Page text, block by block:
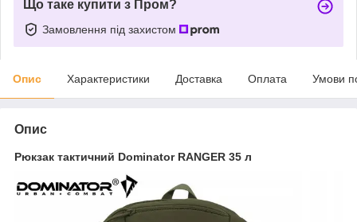
Що таке купити з Пром?
Замовлення під захистом
Опис Характеристики Доставка Оплата Умови
Опис
Рюкзак тактичний Dominator RANGER 35 л